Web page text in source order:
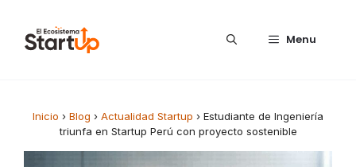
Menu
Inicio › Blog › Actualidad Startup › Estudiante de Ingeniería
triunfa en Startup Perú con proyecto sostenible